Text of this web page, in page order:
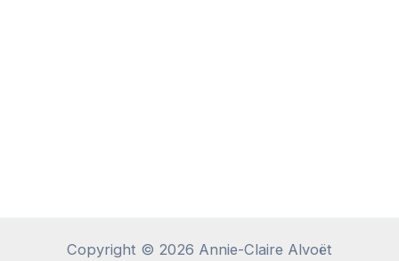
Copyright © 2026 Annie-Claire Alvoët